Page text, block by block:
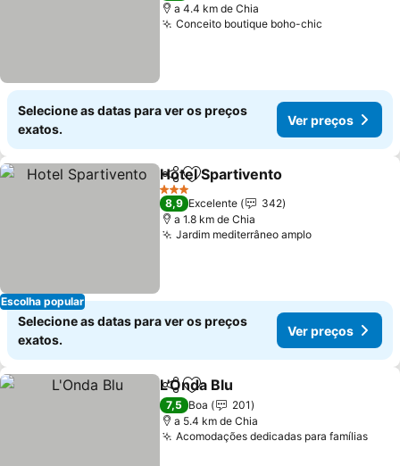
a 4.4 km de Chia
Conceito boutique boho-chic
Selecione as datas para ver os preços
exatos.
Ver preços
Escolha popular
PartilharAdicionar aos favoritos
Hotel Spartivento
3 Estrelas
8,9 Excelente
342
a 1.8 km de Chia
Jardim mediterrâneo amplo
Selecione as datas para ver os preços
exatos.
Ver preços
PartilharAdicionar aos favoritos
L'Onda Blu
7,5 Boa
201
a 5.4 km de Chia
Acomodações dedicadas para famílias